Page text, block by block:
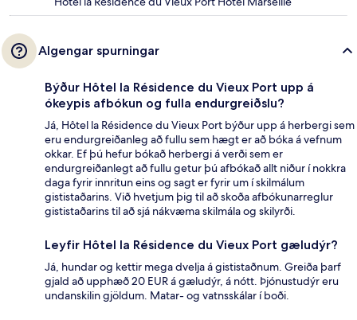
Algengar spurningar
Býður Hôtel la Résidence du Vieux Port upp á
ókeypis afbókun og fulla endurgreiðslu?
Já, Hôtel la Résidence du Vieux Port býður upp á herbergi sem
eru endurgreiðanleg að fullu sem hægt er að bóka á vefnum
okkar. Ef þú hefur bókað herbergi á verði sem er
endurgreiðanlegt að fullu getur þú afbókað allt niður í nokkra
daga fyrir innritun eins og sagt er fyrir um í skilmálum
gististaðarins. Við hvetjum þig til að skoða afbókunarreglur
gististaðarins til að sjá nákvæma skilmála og skilyrði.
Leyfir Hôtel la Résidence du Vieux Port gæludýr?
Já, hundar og kettir mega dvelja á gististaðnum. Greiða þarf
gjald að upphæð 20 EUR á gæludýr, á nótt. Þjónustudýr eru
undanskilin gjöldum. Matar- og vatnsskálar í boði.